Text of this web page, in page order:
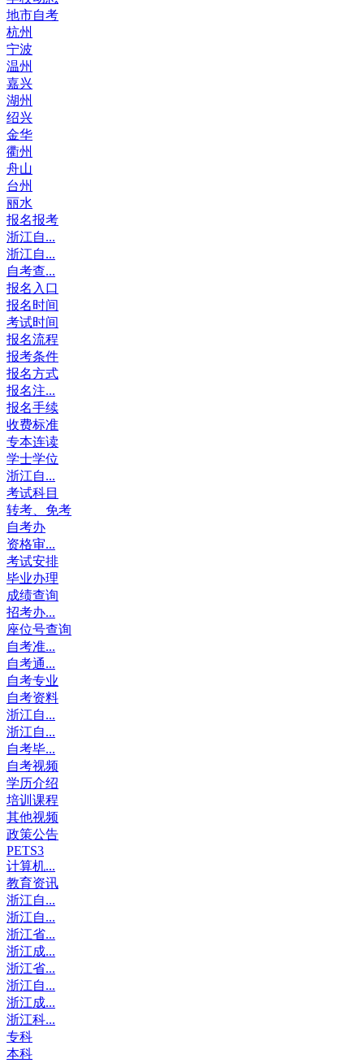
地市自考
杭州
宁波
温州
嘉兴
湖州
绍兴
金华
衢州
舟山
台州
丽水
报名报考
浙江自...
浙江自...
自考查...
报名入口
报名时间
考试时间
报名流程
报考条件
报名方式
报名注...
报名手续
收费标准
专本连读
学士学位
浙江自...
考试科目
转考、免考
自考办
资格审...
考试安排
毕业办理
成绩查询
招考办...
座位号查询
自考准...
自考通...
自考专业
自考资料
浙江自...
浙江自...
自考毕...
自考视频
学历介绍
培训课程
其他视频
政策公告
PETS3
计算机...
教育资讯
浙江自...
浙江自...
浙江省...
浙江成...
浙江省...
浙江自...
浙江成...
浙江科...
专科
本科